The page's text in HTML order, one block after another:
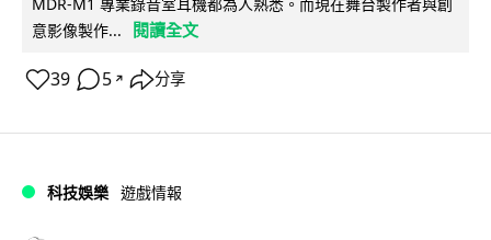
意影像製作...
閱讀全文
39 5 ↗ 分享
科技娛樂 遊戲情報